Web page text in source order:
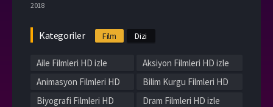
2018
Kategoriler Film Dizi
Aile Filmleri HD izle
Aksiyon Filmleri HD izle
Animasyon Filmleri HD
izle
Bilim Kurgu Filmleri HD
izle
Biyografi Filmleri HD
Dram Filmleri HD izle